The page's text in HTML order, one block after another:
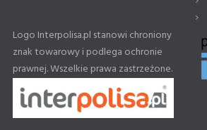
Logo Interpolisa.pl stanowi chroniony
znak towarowy i podlega ochronie
prawnej. Wszelkie prawa zastrzeżone.